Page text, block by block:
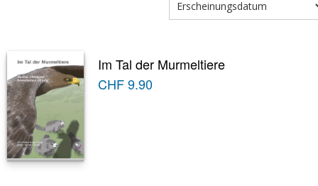
Im Tal der Murmeltiere
CHF9.90